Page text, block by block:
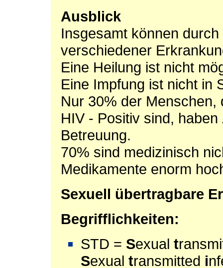
Ausblick
Insgesamt können
verschiedener
Eine Heilung ist nicht
Eine Impfung ist nicht in
Nur 30% der Menschen,
HIV - Positiv sind,
Betreuung.
70% sind medizinisch
Medikamente enorm
Sexuell übertragbare
Begrifflichkeiten:
STD = Sexual t
Sexual transmitted i